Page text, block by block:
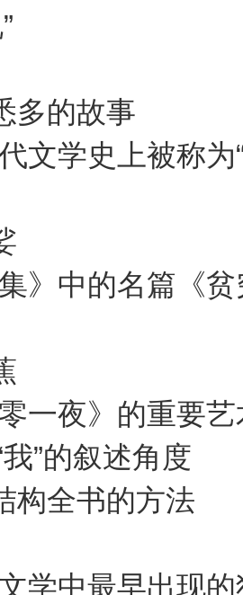
传说”
和悉多的
文学史上被称
达罗
梨陀
》中的名篇《
忆良
尾芭蕉
一夜》的重要
“我”的叙
结构全书
学中最早出现